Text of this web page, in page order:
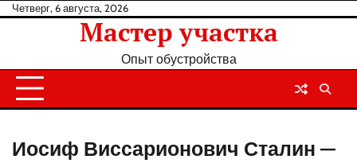
Перейти
Четверг, 6 августа, 2026
Мастер участка
Опыт обустройства
Иосиф Виссарионович Сталин —